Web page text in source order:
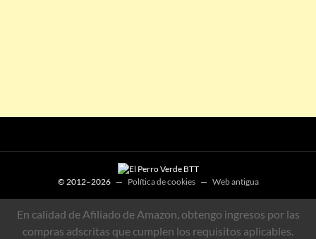
© 2012–2026 — Política de cookies— Web antigua
En calidad de Afiliado de Amazon, obtengo ingresos por las
compras adscritas que cumplen los requisitos aplicables.